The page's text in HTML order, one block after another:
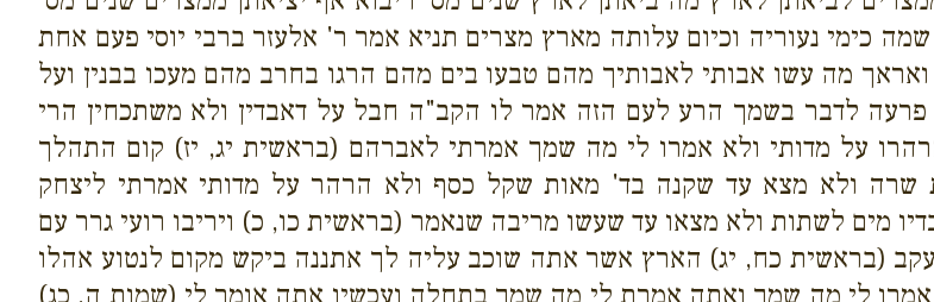
כימי נעוריה וכיום עלותה מארץ מצרים תניא אמר ר' אלעזר ברבי יוסי פעם אחת
מה עשו אבותי לאבותיך מהם טבעו בים מהם הרגו בחרב מהם מעכו בבנין ועל
לדבר בשמך הרע לעם הזה אמר לו הקב"ה חבל על דאבדין ולא משתכחין הרי
על מדותי ולא אמרו לי מה שמך אמרתי לאברהם (בראשית יג, יז) קום התהלך
ולא מצא עד שקנה בד' מאות שקל כסף ולא הרהר על מדותי אמרתי ליצחק
מים לשתות ולא מצאו עד שעשו מריבה שנאמר (בראשית כו, כ) ויריבו רועי גרר עם
(בראשית כח, יג) הארץ אשר אתה שוכב עליה לך אתננה ביקש מקום לנטוע אהלו